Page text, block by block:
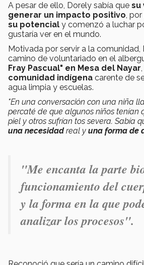
A pesar de ello, Dorely sabía que su
generar un impacto positivo,
su potencial y comenzó a luchar
gustaría ver en el mundo.
Motivada por servir a la
camino de voluntariado en el
Fray Pascual" en Mesa del Nayar
comunidad indígena carente de
agua limpia y escuelas.
"En una conversación con una niña
percaté de que algunos niños tenían
piel y otros sufrían tos severa. Sabía
una necesidadreal y una forma de
"Me encanta la parte
funcionamiento del
y la forma en la que
analizar los procesos".